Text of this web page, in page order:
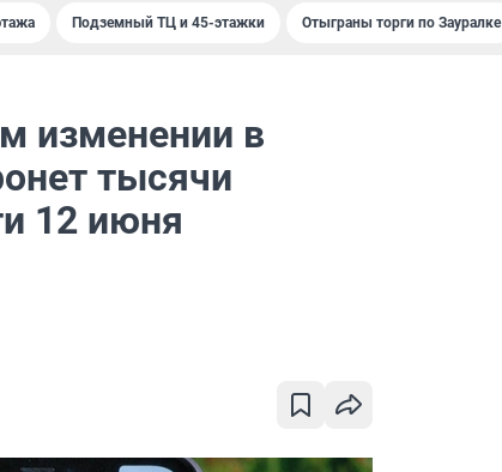
Подземный ТЦ и 45-этажки Отыграны торги по Зауралке
изменении в
тысячи
12 июня